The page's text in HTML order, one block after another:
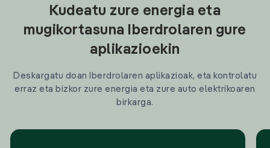
Kudeatu zure energia eta
mugikortasuna Iberdrolaren gure
aplikazioekin
Deskargatu doan Iberdrolaren aplikazioak, eta kontrolatu
erraz eta bizkor zure energia eta zure auto elektrikoaren
birkarga.